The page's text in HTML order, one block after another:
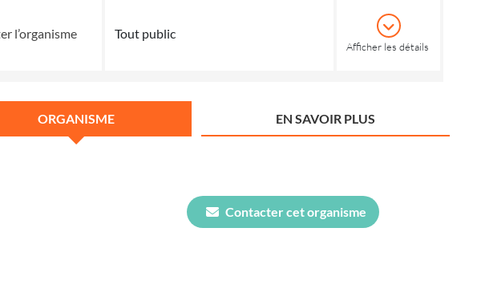
l’organisme Tout public
Afficher les détails
ORGANISME EN SAVOIR PLUS
Contacter cet organisme